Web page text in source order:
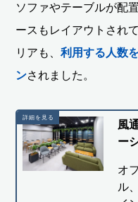
ソファやテーブルが配
ースもレイアウトされ
リアも、利用する人数
ンされました。
風
ー
オ
ル